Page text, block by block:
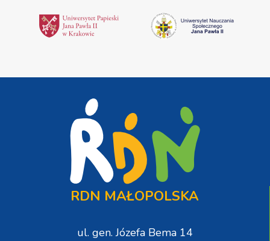
RDN MAŁOPOLSKA
ul. gen. Józefa Bema 14